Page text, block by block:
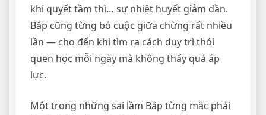
khi quyết tầm thì… sự nhiệt huyết giảm dần.
Bắp cũng từng bỏ cuộc giữa chừng rất nhiều
lần — cho đến khi tìm ra cách duy trì thói
quen học mỗi ngày mà không thấy quá áp
lực.
Một trong những sai lầm Bắp từng mắc phải